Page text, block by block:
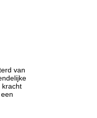
van
kracht